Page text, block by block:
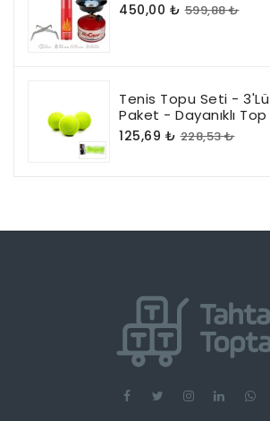
450,00 ₺ 599,88 ₺
Tenis Topu Seti - 3'lü
Paket - Dayanıklı Top
125,69 ₺ 228,53 ₺